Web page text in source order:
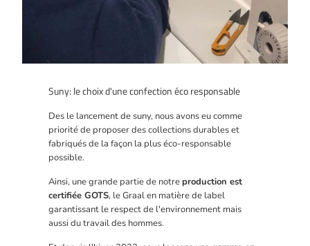
Suny: le choix d'une confection éco responsable
Des le lancement de suny, nous avons eu comme
priorité de proposer des collections durables et
fabriqués de la façon la plus éco-responsable
possible.
Ainsi, une grande partie de notreproduction est
certifiée GOTS, le Graal en matière de label
garantissant le respect de l'environnement mais
aussi du travail des hommes.